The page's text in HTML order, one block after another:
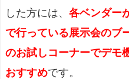
した方には、 各ベンダー
で行っている展示会のブ
のお試しコーナーでデモ
おすすめです。